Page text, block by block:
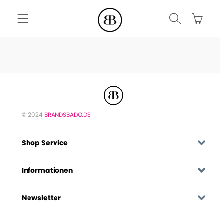
© 2024 BRANDSBADO.DE
Shop Service
Informationen
Newsletter